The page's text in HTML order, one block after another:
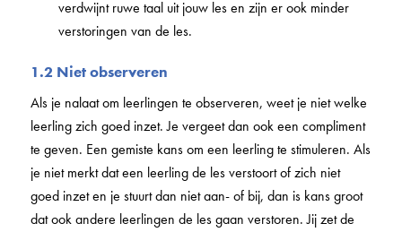
verdwijnt ruwe taal uit jouw les en zijn er ook minder
verstoringen van de les.
1.2 Niet observeren
Als je nalaat om leerlingen te observeren, weet je niet welke
leerling zich goed inzet. Je vergeet dan ook een compliment
te geven. Een gemiste kans om een leerling te stimuleren. Als
je niet merkt dat een leerling de les verstoort of zich niet
goed inzet en je stuurt dan niet aan- of bij, dan is kans groot
dat ook andere leerlingen de les gaan verstoren. Jij zet de